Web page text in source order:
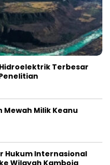
Terbesar
Milik Keanu
Hukum Internasional
Wilayah Kamboja